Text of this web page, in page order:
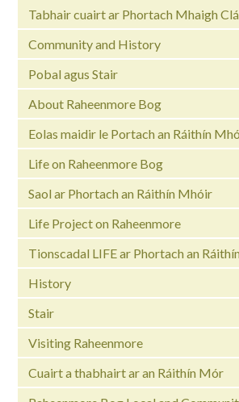
Tabhair cuairt ar Phortach Mhaigh
Community and History
Pobal agus Stair
About Raheenmore Bog
Eolas maidir le Portach an Ráithín
Life on Raheenmore Bog
Saol ar Phortach an Ráithín Mhóir
Life Project on Raheenmore
Tionscadal LIFE ar Phortach an
History
Stair
Visiting Raheenmore
Cuairt a thabhairt ar an Ráithín Mór